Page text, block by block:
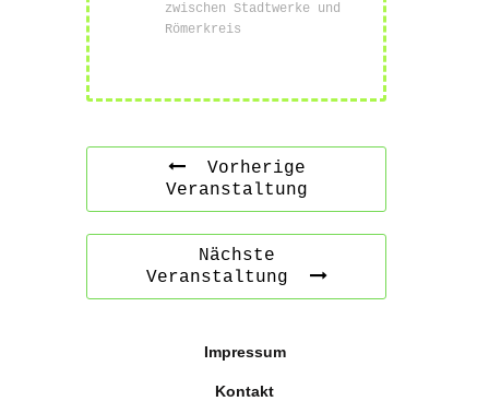
zwischen Stadtwerke und
Römerkreis
Vorherige
Veranstaltung
Nächste
Veranstaltung
Impressum
Kontakt